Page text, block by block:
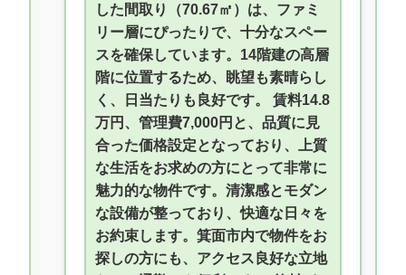
した間取り（70.67㎡）は、ファミ
リー層にぴったりで、十分なスペー
スを確保しています。14階建の高層
階に位置するため、眺望も素晴らし
く、日当たりも良好です。 賃料14.8
万円、管理費7,000円と、品質に見
合った価格設定となっており、上質
な生活をお求めの方にとって非常に
魅力的な物件です。清潔感とモダン
な設備が整っており、快適な日々を
お約束します。箕面市内で物件をお
探しの方にも、アクセス良好な立地